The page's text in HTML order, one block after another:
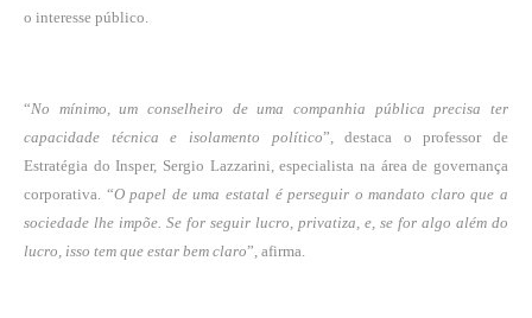
o interesse público.
“No mínimo, um conselheiro de uma companhia pública precisa ter
capacidade técnica e isolamento político”, destaca o professor de
Estratégia do Insper, Sergio Lazzarini, especialista na área de governança
corporativa. “O papel de uma estatal é perseguir o mandato claro que a
sociedade lhe impõe. Se for seguir lucro, privatiza, e, se for algo além do
lucro, isso tem que estar bem claro”, afirma.